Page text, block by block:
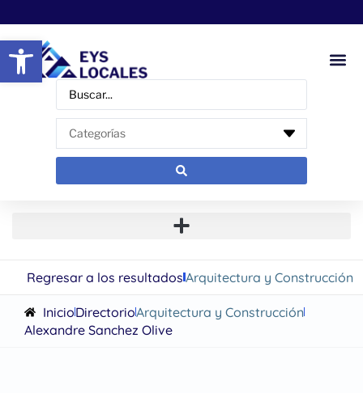
Abrir barra de herramientas
Regresar a los resultadosArquitectura y Construcción
InicioDirectorioArquitectura y Construcción
Alexandre Sanchez Olive